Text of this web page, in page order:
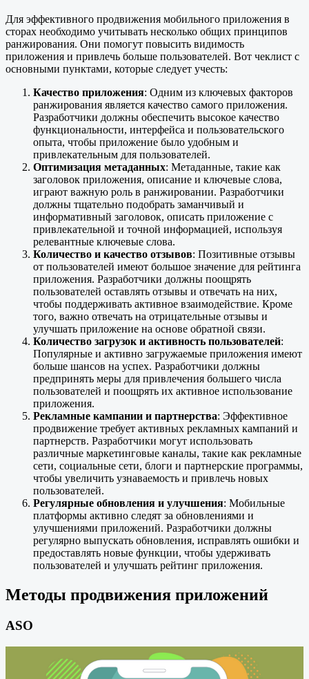
Для эффективного продвижения мобильного приложения в
сторах необходимо учитывать несколько общих принципов
ранжирования. Они помогут повысить видимость
приложения и привлечь больше пользователей. Вот чеклист с
основными пунктами, которые следует учесть:
Качество приложения: Одним из ключевых факторов
ранжирования является качество самого приложения.
Разработчики должны обеспечить высокое качество
функциональности, интерфейса и пользовательского
опыта, чтобы приложение было удобным и
привлекательным для пользователей.
Оптимизация метаданных: Метаданные, такие как
заголовок приложения, описание и ключевые слова,
играют важную роль в ранжировании. Разработчики
должны тщательно подобрать заманчивый и
информативный заголовок, описать приложение с
привлекательной и точной информацией, используя
релевантные ключевые слова.
Количество и качество отзывов: Позитивные отзывы
от пользователей имеют большое значение для рейтинга
приложения. Разработчики должны поощрять
пользователей оставлять отзывы и отвечать на них,
чтобы поддерживать активное взаимодействие. Кроме
того, важно отвечать на отрицательные отзывы и
улучшать приложение на основе обратной связи.
Количество загрузок и активность пользователей:
Популярные и активно загружаемые приложения имеют
больше шансов на успех. Разработчики должны
предпринять меры для привлечения большего числа
пользователей и поощрять их активное использование
приложения.
Рекламные кампании и партнерства: Эффективное
продвижение требует активных рекламных кампаний и
партнерств. Разработчики могут использовать
различные маркетинговые каналы, такие как рекламные
сети, социальные сети, блоги и партнерские программы,
чтобы увеличить узнаваемость и привлечь новых
пользователей.
Регулярные обновления и улучшения: Мобильные
платформы активно следят за обновлениями и
улучшениями приложений. Разработчики должны
регулярно выпускать обновления, исправлять ошибки и
предоставлять новые функции, чтобы удерживать
пользователей и улучшать рейтинг приложения.
Методы продвижения приложений
ASO